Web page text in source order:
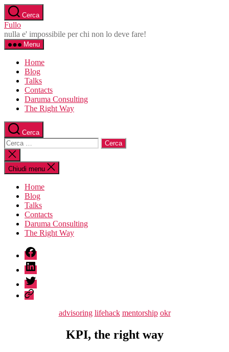
Salta
al
contenuto
Cerca
Fullo
nulla e' impossibile per chi non lo deve fare!
Menu
Home
Blog
Talks
Contacts
Daruma Consulting
The Right Way
Cerca
Cerca:
Chiudi
la
ricerca
Chiudi menu
Home
Blog
Talks
Contacts
Daruma Consulting
The Right Way
fb
linkedin
twitter
sessionize
Categorie
advisoring lifehack mentorship okr
KPI, the right way